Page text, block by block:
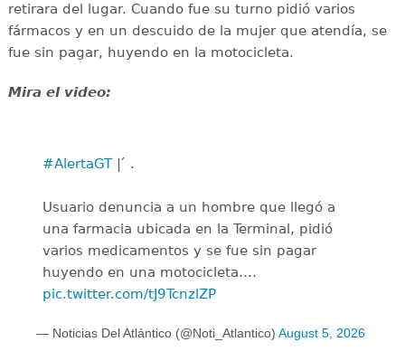
retirara del lugar. Cuando fue su turno pidió varios
fármacos y en un descuido de la mujer que atendía, se
fue sin pagar, huyendo en la motocicleta.
Mira el video:
#AlertaGT| ́ .
Usuario denuncia a un hombre que llegó a
una farmacia ubicada en la Terminal, pidió
varios medicamentos y se fue sin pagar
huyendo en una motocicleta.…
pic.twitter.com/tJ9TcnzlZP
— Noticias Del Atlántico (@Noti_Atlantico) August 5, 2026